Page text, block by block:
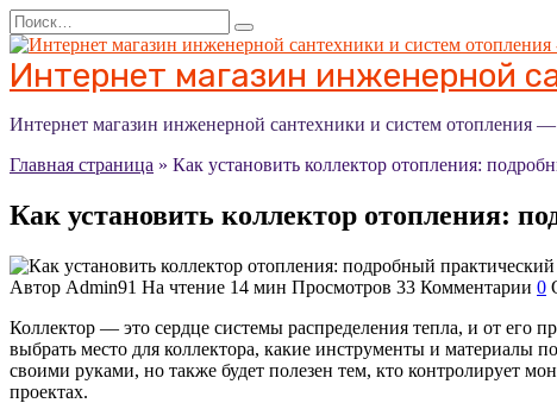
Перейти
к
содержанию
Search
for:
Интернет магазин инженерной
Интернет магазин инженерной сантехники и систем отопления
Главная страница » Как установить коллектор отопления:
Как установить коллектор отопления:
Автор Admin91 На чтение 14 мин Просмотров 33 Комментарии 0
Коллектор — это сердце системы распределения тепла, и от его
выбрать место для коллектора, какие инструменты и материалы
своими руками, но также будет полезен тем, кто контролирует
проектах.